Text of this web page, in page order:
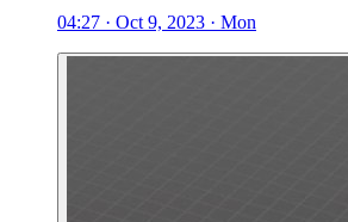
04:27 · Oct 9, 2023 · Mon